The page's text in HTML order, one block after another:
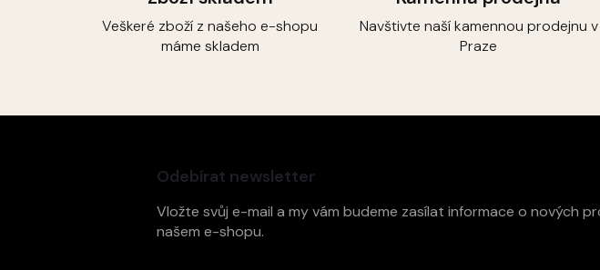
Veškeré zboží z našeho e-shopu
máme skladem
Navštivte naší kamennou prodejnu v
Praze
Odebírat newsletter
Vložte svůj e-mail a my vám budeme zasílat informace o nových
našem e-shopu.